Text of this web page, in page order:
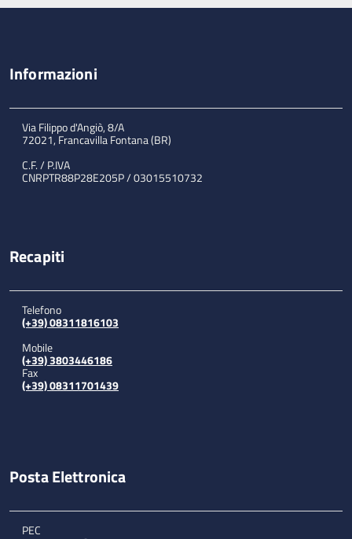
Informazioni
Via Filippo d'Angiò, 8/A
72021, Francavilla Fontana (BR)
C.F. / P.IVA
CNRPTR88P28E205P / 03015510732
Recapiti
Telefono
(+39) 08311816103
Mobile
(+39) 3803446186
Fax
(+39) 08311701439
Posta Elettronica
PEC